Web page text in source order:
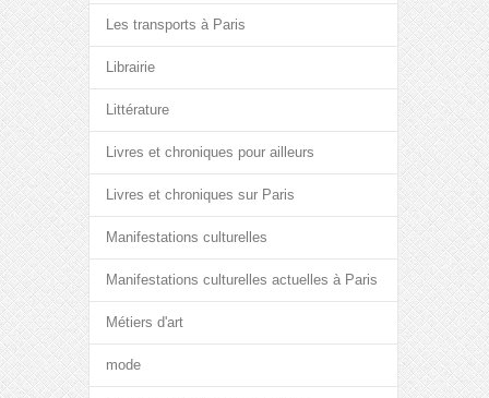
Les transports à Paris
Librairie
Littérature
Livres et chroniques pour ailleurs
Livres et chroniques sur Paris
Manifestations culturelles
Manifestations culturelles actuelles à Paris
Métiers d'art
mode